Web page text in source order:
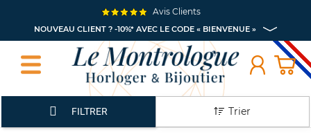
NOUVEAU CLIENT ? -10%* AVEC LE CODE « BIENVENUE »
Avis Clients
FILTRER Trier